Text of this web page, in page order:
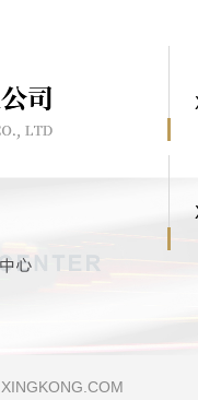
XINGKONG.COM